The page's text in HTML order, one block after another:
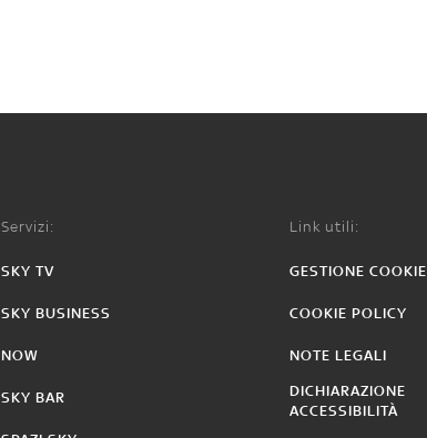
Servizi:
SKY TV
SKY BUSINESS
NOW
SKY BAR
Link utili:
GESTIONE COOKIE
COOKIE POLICY
NOTE LEGALI
DICHIARAZIONE
ACCESSIBILITÀ